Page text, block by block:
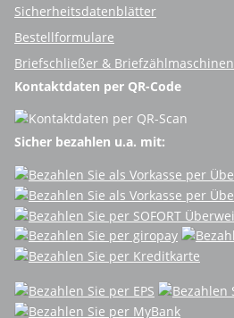
Sicherheitsdatenblätter
Bestellformulare
Briefschließer & Briefzählmaschinen
Kontaktdaten per QR-Code
Sicher bezahlen u.a. mit: